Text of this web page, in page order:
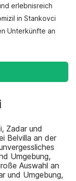
erlebnisreich
in Stankovci
Unterkünfte an
Zadar und
Belvilla an der
Umgebung,
Auswahl an
und Umgebung,